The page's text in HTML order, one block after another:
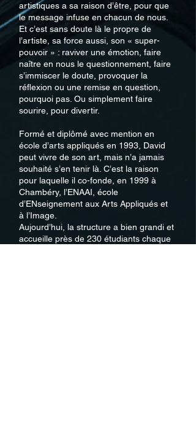
artistiques a sa raison d’être, pour que
le message infuse en chacun de nous.
Et c’est sans doute là le propre de
l’artiste, sa force aussi, son « super-
pouvoir » : raviver une émotion, faire
naître en nous le questionnement, faire
s’immiscer le doute, provoquer la
réflexion ou une remise en question,
pourquoi pas. Ou simplement faire
sourire, pour divertir.
Formé et diplômé avec mention en
école d’arts appliqués en 1993, David
peut vivre de son art, mais n’a jamais
souhaité s’en tenir là. C’est la raison
pour laquelle il co-fonde, en 1999 à
Chambéry, l’ENAAI, école
d’ENseignement aux Arts Appliqués et
à l’Image.
Aujourd’hui, la structure a bien grandi et
accueille près de 230 étudiants chaque